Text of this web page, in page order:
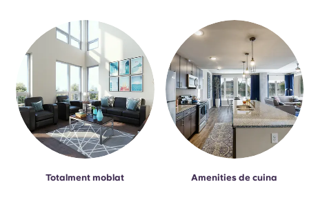
Totalment moblat Amenities de cuina